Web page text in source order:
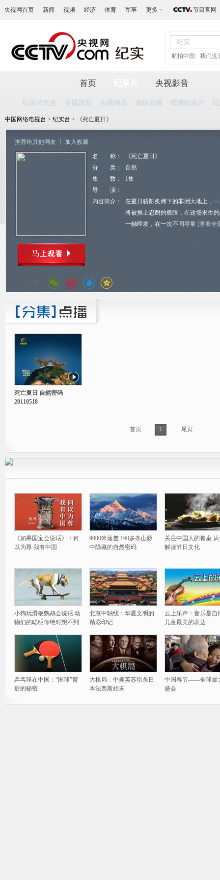
央视网首页 新闻 视频 经济 体育 军事 更多 节目官网
航拍中国 我们这
首页
纪录片大全 专题策划 央视精品 顶级首播 我爱纪录片
央视影音
中国网络电视台 > 纪实台 > 《死亡夏日》
推荐给其他网友 加入收藏
名 称：
《死亡夏日》
分 类：
自然
集 数：
1集
导 演：
内容简介：
在夏日骄阳炙烤下的非洲大地上，
将被推上忍耐的极限，在这场求生
一触即发，在一次不同寻常 [查看全
分享：
死亡夏日 自然密码
20110518
首页 1 尾页
《如果国宝会说话》：何
以为尊 我有中国
9000米落差 160多条山脉
中隐藏的自然密码
关注中国人的餐桌
解读节日文化
小狗玩滑板鹦鹉会说话 动
物们的聪明你绝对想不到
北京中轴线：华夏文明的
精彩印记
云上乐声：音乐是自
儿童最美的表达
乒乓球在中国：“国球”背
后的秘密
大棋局：中美英苏猎杀日
本法西斯始末
中国春节——全球最
盛会